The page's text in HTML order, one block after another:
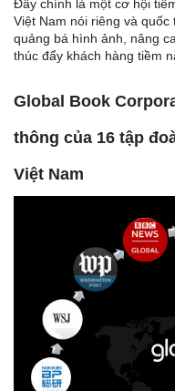
Đây chính là một cơ hội
Việt Nam nói riêng và
quảng bá hình ảnh, nâng
thúc đẩy khách hàng tiềm
Global Book
thông của 16 tập
Việt Nam